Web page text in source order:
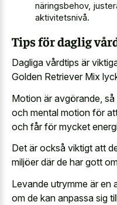
näringsbehov,
aktivitetsnivå.
Tips för daglig
Dagliga vårdtips är
Golden Retriever Mix
Motion är avgörande,
och mental motion för
och får för mycket
Det är också viktigt att
miljöer där de har gott
Levande utrymme är en
om de kan anpassa sig